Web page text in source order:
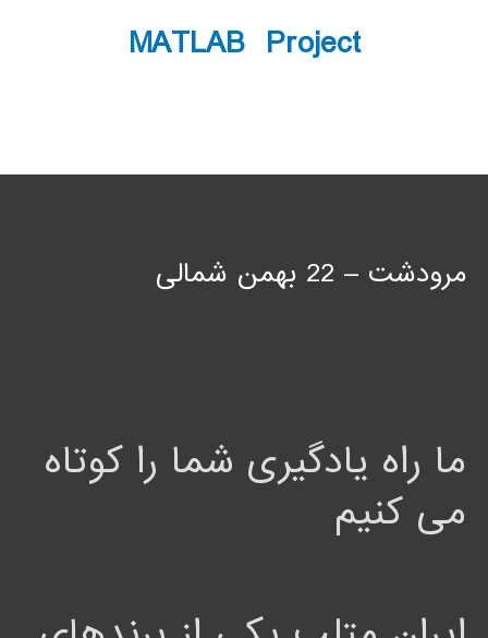
MATLAB Project
مرودشت – 22 بهمن شمالی
ما راه یادگیری شما را کوتاه
می کنیم